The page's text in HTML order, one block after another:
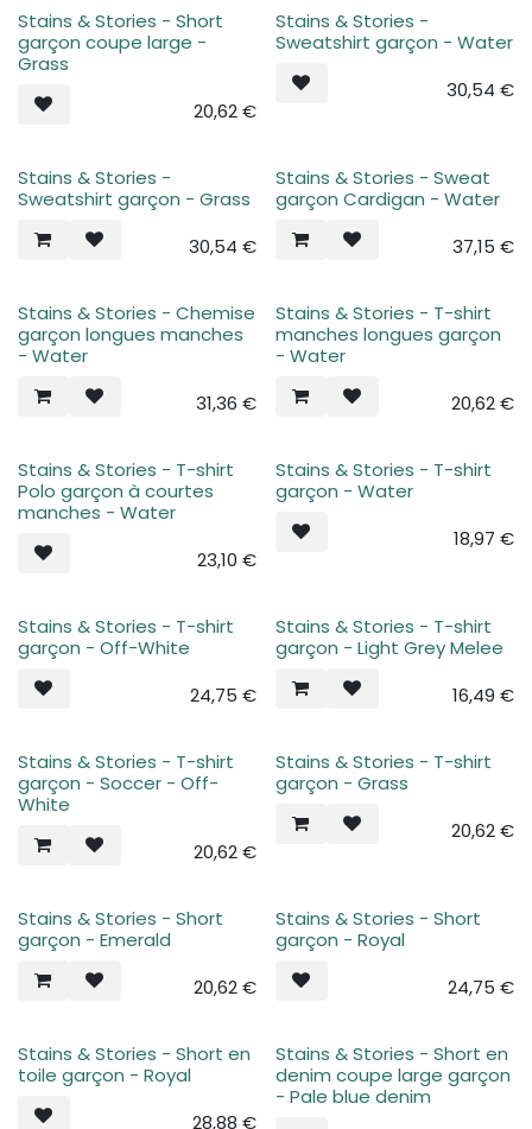
Stains & Stories - Short
garçon coupe large -
Grass
20,62€
Stains & Stories -
Sweatshirt garçon - Water
30,54 €
Stains & Stories -
Sweatshirt garçon - Grass
30,54 €
Stains & Stories - Sweat
garçon Cardigan - Water
37,15 €
Stains & Stories - Chemise
garçon longues manches
- Water
31,36 €
Stains & Stories - T-shirt
manches longues garçon
- Water
20,62€
Stains & Stories - T-shirt
Polo garçon à courtes
manches - Water
23,10 €
Stains & Stories - T-shirt
garçon - Water
18,97 €
Stains & Stories - T-shirt
garçon - Off-White
24,75 €
Stains & Stories - T-shirt
garçon - Light Grey Melee
16,49 €
Stains & Stories - T-shirt
garçon - Soccer - Off-
White
20,62€
Stains & Stories - T-shirt
garçon - Grass
20,62€
Stains & Stories - Short
garçon - Emerald
20,62€
Stains & Stories - Short
garçon - Royal
24,75 €
Stains & Stories - Short en
toile garçon - Royal
28,88 €
Stains & Stories - Short en
denim coupe large garçon
- Pale blue denim